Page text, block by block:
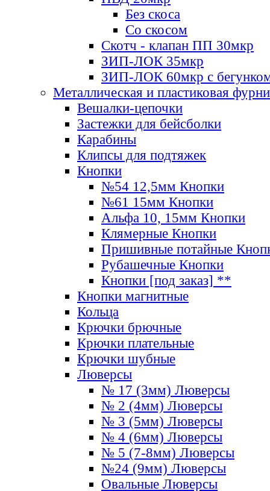
Без скоса
Со скосом
Скотч - клапан ПП 30мкр
ЗИП-ЛОК 35мкр
ЗИП-ЛОК 60мкр с
Металлическая и пластиковая
Вешалки-цепочки
Застежки для бейсболки
Карабины
Клипсы для подтяжек
Кнопки
№54 12,5мм Кнопки
№61 15мм Кнопки
Альфа 10, 15мм Кнопки
Клямерные Кнопки
Пришивные потайные
Рубашечные Кнопки
Кнопки [под заказ] **
Кнопки магнитные
Кольца
Крючки брючные
Крючки плательные
Крючки шубные
Люверсы
№ 17 (3мм) Люверсы
№ 2 (4мм) Люверсы
№ 3 (5мм) Люверсы
№ 4 (6мм) Люверсы
№ 5 (7-8мм) Люверсы
№24 (9мм) Люверсы
Овальные Люверсы